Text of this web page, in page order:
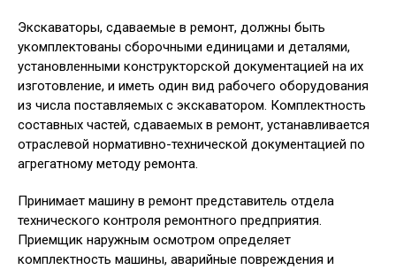
Экскаваторы, сдаваемые в ремонт, должны быть
укомплектованы сборочными единицами и деталями,
установленными конструкторской документацией на их
изготовление, и иметь один вид рабочего оборудования
из числа поставляемых с экскаватором. Комплектность
составных частей, сдаваемых в ремонт, устанавливается
отраслевой нормативно-технической документацией по
агрегатному методу ремонта.
Принимает машину в ремонт представитель отдела
технического контроля ремонтного предприятия.
Приемщик наружным осмотром определяет
комплектность машины, аварийные повреждения и